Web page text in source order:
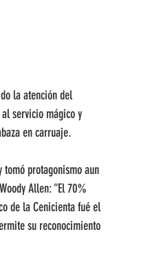
la atención del
servicio mágico y
en carruaje.
protagonismo aun
Allen: “El 70%
de la Cenicienta fué el
su reconocimiento